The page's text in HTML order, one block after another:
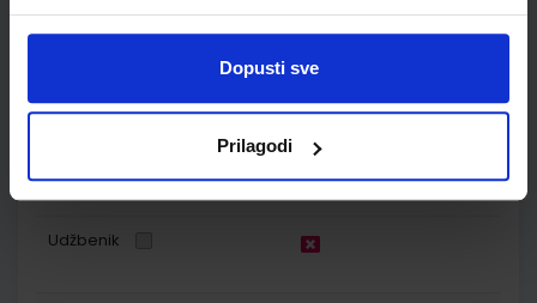
Dopusti sve
Prilagodi
OTKRIVAMO MATEMATIKU 1; listići za integriranu nastavu u
prvom razredu za osnovnu školu
Dubravka Glasnović Gracin Gabriela Žokalj Tanja Soucie
CIJENA: 9,00 €
Udžbenik